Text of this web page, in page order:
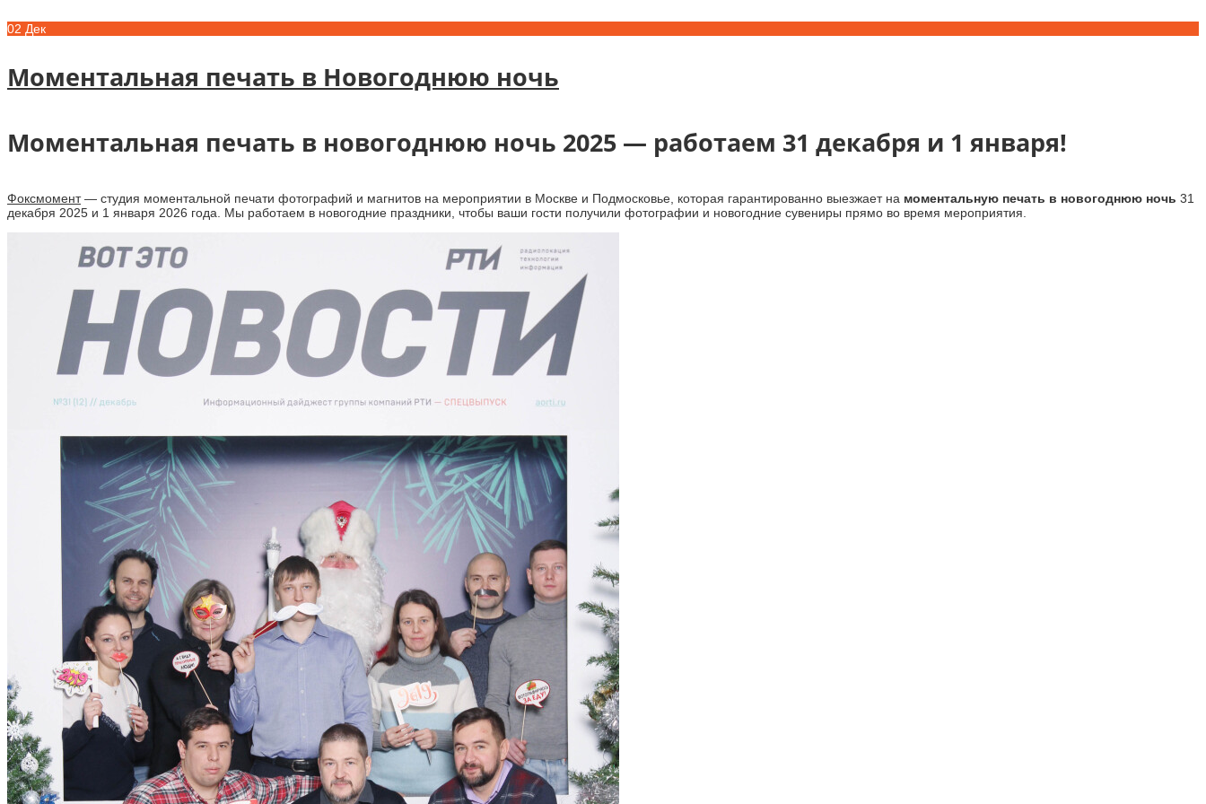
02 Дек
Моментальная печать в Новогоднюю ночь
Моментальная печать в новогоднюю ночь 2025 — работаем 31 декабря и 1 января!
Фоксмомент— студия моментальной печати фотографий и магнитов на мероприятии в Москве и Подмосковье, которая гарантированно выезжает на моментальную печать в новогоднюю ночь 31
декабря 2025 и 1 января 2026 года. Мы работаем в новогодние праздники, чтобы ваши гости получили фотографии и новогодние сувениры прямо во время мероприятия.